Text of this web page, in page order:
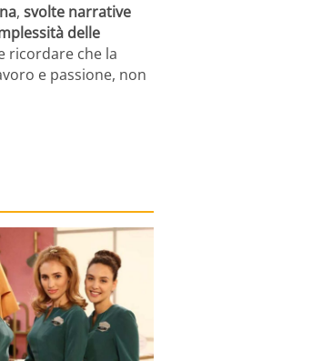
, svolte narrative
delle
ricordare che la
e passione, non